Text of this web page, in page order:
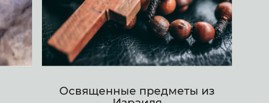
Освященные предметы из